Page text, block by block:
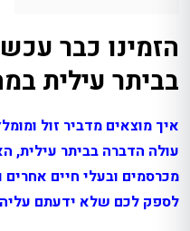
הזמינו כבר
בביתר עילית
עולה הדברה בביתר עילית,
מכרסמים ובעלי חיים אחרים
לספק לכם שלא ידעתם